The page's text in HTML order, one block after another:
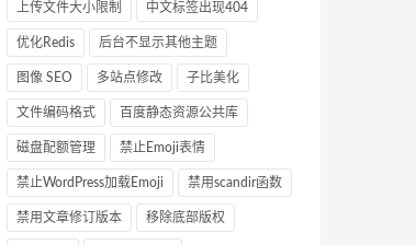
上传文件大小限制 中文标签出现404
优化Redis 后台不显示其他主题
图像 SEO 多站点修改 子比美化
文件编码格式 百度静态资源公共库
磁盘配额管理 禁止Emoji表情
禁止WordPress加载Emoji 禁用scandir函数
禁用文章修订版本 移除底部版权